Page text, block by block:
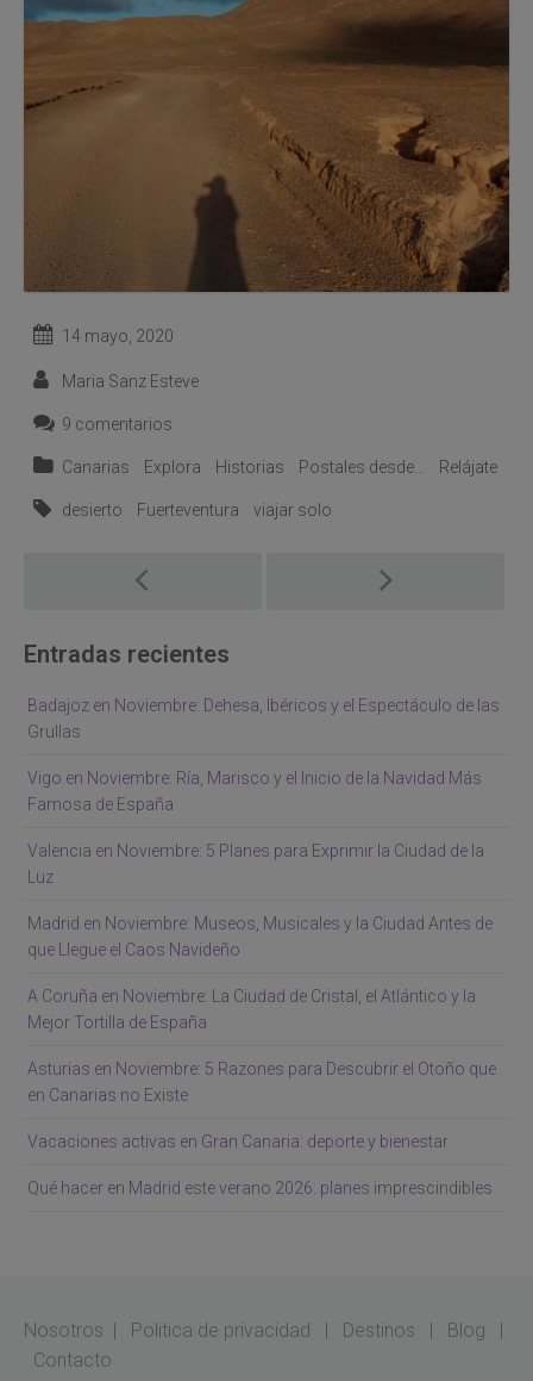
14 mayo, 2020
Maria Sanz Esteve
9 comentarios
Canarias Explora Historias Postales desde... Relájate
desierto Fuerteventura viajar solo
navigation
Entradas recientes
Badajoz en Noviembre: Dehesa, Ibéricos y el Espectáculo de las
Grullas
Vigo en Noviembre: Ría, Marisco y el Inicio de la Navidad Más
Famosa de España
Valencia en Noviembre: 5 Planes para Exprimir la Ciudad de la
Luz
Madrid en Noviembre: Museos, Musicales y la Ciudad Antes de
que Llegue el Caos Navideño
A Coruña en Noviembre: La Ciudad de Cristal, el Atlántico y la
Mejor Tortilla de España
Asturias en Noviembre: 5 Razones para Descubrir el Otoño que
en Canarias no Existe
Vacaciones activas en Gran Canaria: deporte y bienestar
Qué hacer en Madrid este verano 2026: planes imprescindibles
Nosotros | Politica de privacidad | Destinos | Blog |
Contacto